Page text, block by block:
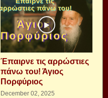
Έπαιρνε τις αρρώστιες
πάνω του! Άγιος
Πορφύριος
December 02, 2025